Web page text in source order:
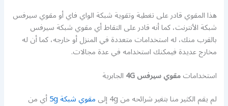
هذا المقوي قادر على تغطية وتقوية شبكة الواي فاي أو مقوي سيرفس
شبكة الأنترنت، كما أنه قادر على التقاط أي مقوي شبكة سيرفس
بالقرب منك، له استخدامات متعددة في المنزل أو خارجه، كما أن له
مخارج عديدة فيمكنك استخدامه في عدة مجالات.
استخداماتمقوي سيرفس 4G
الجابرية
لم يقم الكثير منا بتغير شرائحه من 4g إلى
مقوي شبكة 5g أي من